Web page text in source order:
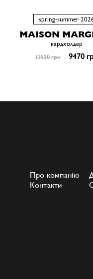
spring-summer
MAISON
кардхолдер
13530 грн 9470
Про компанію
Контакти